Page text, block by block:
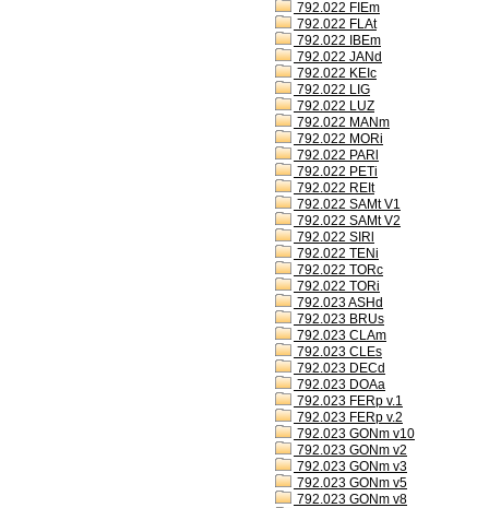
792.022 FIEm
792.022 FLAt
792.022 IBEm
792.022 JANd
792.022 KEIc
792.022 LIG
792.022 LUZ
792.022 MANm
792.022 MORi
792.022 PARl
792.022 PETi
792.022 REIt
792.022 SAMt V1
792.022 SAMt V2
792.022 SIRl
792.022 TENi
792.022 TORc
792.022 TORi
792.023 ASHd
792.023 BRUs
792.023 CLAm
792.023 CLEs
792.023 DECd
792.023 DOAa
792.023 FERp v.1
792.023 FERp v.2
792.023 GONm v10
792.023 GONm v2
792.023 GONm v3
792.023 GONm v5
792.023 GONm v8